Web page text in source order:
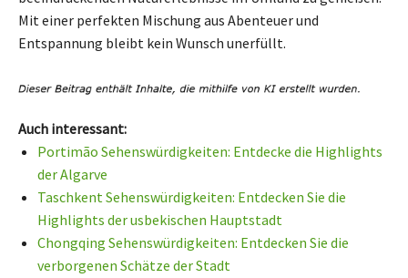
Mit einer perfekten Mischung aus Abenteuer und
Entspannung bleibt kein Wunsch unerfüllt.
Auch interessant:
Portimão Sehenswürdigkeiten: Entdecke die Highlights
der Algarve
Taschkent Sehenswürdigkeiten: Entdecken Sie die
Highlights der usbekischen Hauptstadt
Chongqing Sehenswürdigkeiten: Entdecken Sie die
verborgenen Schätze der Stadt